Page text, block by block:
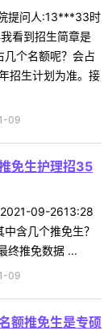
提问人:13***33时
看到招生简章是
个名额呢？会占
招生计划为准。接
09
免生护理招35
09-2613:28
含几个推免生？
终推免数据 ...
09
额推免生是专硕